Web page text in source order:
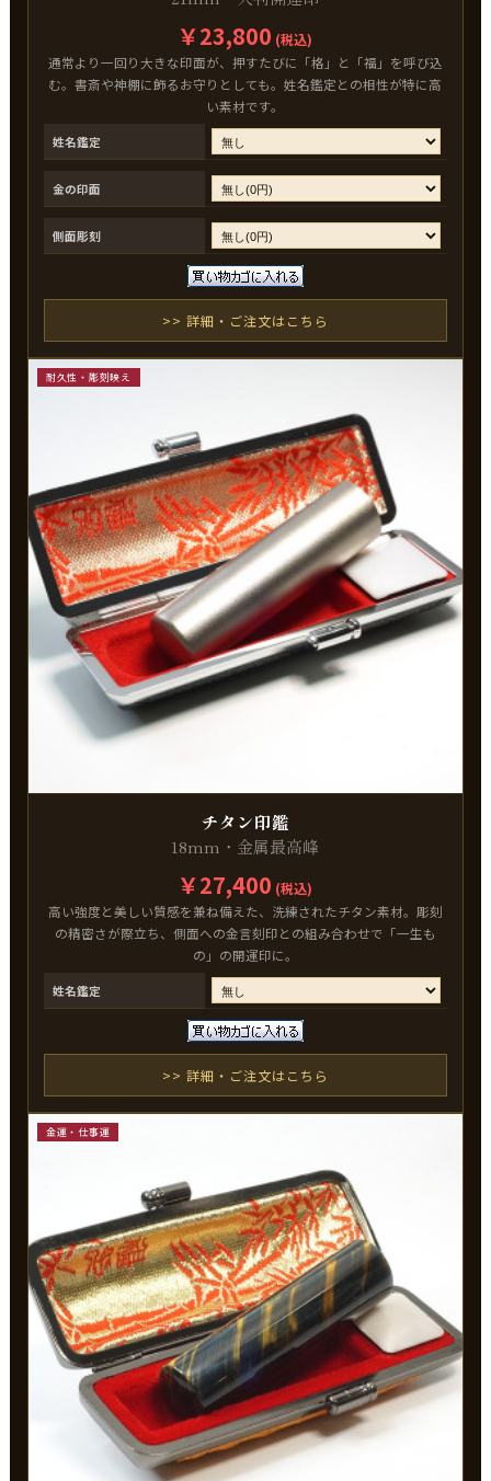
￥23,800 (税込)
通常より一回り大きな印面が、押すたびに「格」と「福」を呼び込
む。書斎や神棚に飾るお守りとしても。姓名鑑定との相性が特に高
い素材です。
姓名鑑定
金の印面
側面彫刻
>> 詳細・ご注文はこちら
耐久性・彫刻映え
チタン印鑑
18mm・金属最高峰
￥27,400 (税込)
高い強度と美しい質感を兼ね備えた、洗練されたチタン素材。彫刻
の精密さが際立ち、側面への金言刻印との組み合わせで「一生も
の」の開運印に。
姓名鑑定
>> 詳細・ご注文はこちら
金運・仕事運